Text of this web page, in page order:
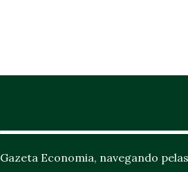
Gazeta Economia, navegando